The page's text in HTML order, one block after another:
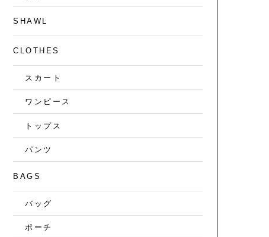
SHAWL
CLOTHES
スカート
ワンピース
トップス
パンツ
BAGS
バッグ
ポーチ